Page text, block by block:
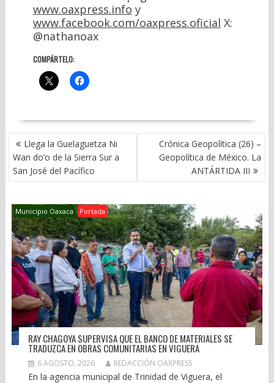
www.oaxpress.info y
www.facebook.com/oaxpress.oficial X:
@nathanoax
COMPÁRTELO:
NAVEGACIÓN
DE
ENTRADAS
Llega la Guelaguetza Ni
Wan do’o de la Sierra Sur a
San José del Pacífico
Crónica Geopolítica (26) –
Geopolítica de México. La
ANTÁRTIDA III
Municipio Oaxaca Portada
RAY CHAGOYA SUPERVISA QUE EL BANCO DE MATERIALES SE
TRADUZCA EN OBRAS COMUNITARIAS EN VIGUERA
6 AGOSTO, 2026 REDACCIÓN OAXPRESS
En la agencia municipal de Trinidad de Viguera, el